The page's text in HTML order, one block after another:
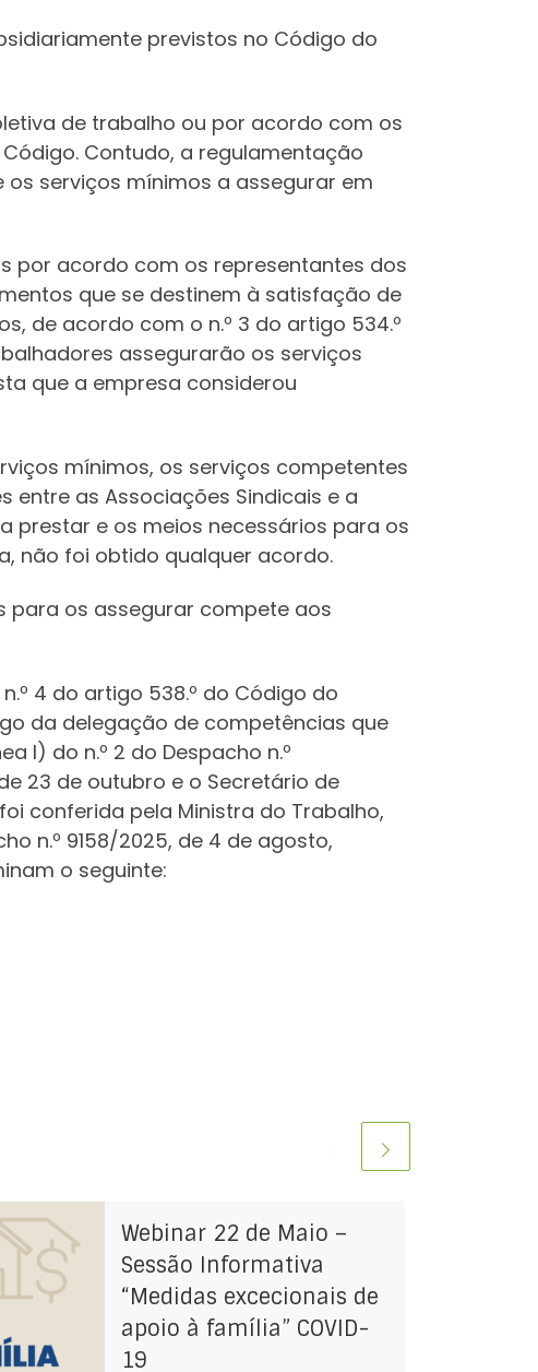
previstos no Código do
de trabalho ou por acordo com os
Contudo, a regulamentação
serviços mínimos a assegurar em
por acordo com os representantes dos
que se destinem à satisfação de
de acordo com o n.º 3 do artigo 534.º
assegurarão os serviços
que a empresa considerou
mínimos, os serviços competentes
entre as Associações Sindicais e a
prestar e os meios necessários para os
não foi obtido qualquer acordo.
para os assegurar compete aos
4 do artigo 538.º do Código do
da delegação de competências que
l) do n.º 2 do Despacho n.º
23 de outubro e o Secretário de
conferida pela Ministra do Trabalho,
n.º 9158/2025, de 4 de agosto,
o seguinte:
Webinar 22 de Maio –
Sessão Informativa
“Medidas excecionais de
apoio à família” COVID-
19